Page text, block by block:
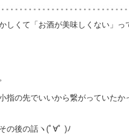
しくて「お酒が美味しくない」っ
指の先でいいから繋がっていたか
の後の話ヽ(ﾟ∀ﾟ )ﾉ